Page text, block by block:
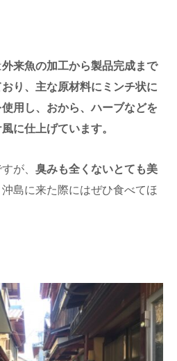
外来魚の加工から製品完成まで
り、主な原材料にミンチ状に
用し、おから、ハーブなどを
に仕上げています。
が、 臭みも全くないとても美
島に来た際にはぜひ食べてほ